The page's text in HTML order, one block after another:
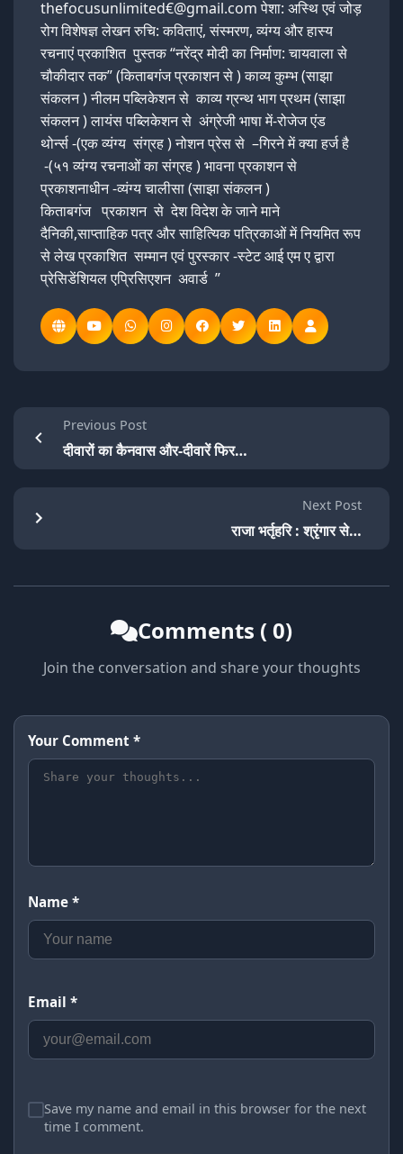
thefocusunlimited€@gmail.com पेशा: अस्थि एवं जोड़
रोग विशेषज्ञ लेखन रुचि: कविताएं, संस्मरण, व्यंग्य और हास्य
रचनाएं प्रकाशित पुस्तक “नरेंद्र मोदी का निर्माण: चायवाला से
चौकीदार तक” (किताबगंज प्रकाशन से ) काव्य कुम्भ (साझा
संकलन ) नीलम पब्लिकेशन से काव्य ग्रन्थ भाग प्रथम (साझा
संकलन ) लायंस पब्लिकेशन से अंग्रेजी भाषा में-रोजेज एंड
थोर्न्स -(एक व्यंग्य संग्रह ) नोशन प्रेस से –गिरने में क्या हर्ज है
-(५१ व्यंग्य रचनाओं का संग्रह ) भावना प्रकाशन से
प्रकाशनाधीन -व्यंग्य चालीसा (साझा संकलन )
किताबगंज प्रकाशन से देश विदेश के जाने माने
दैनिकी,साप्ताहिक पत्र और साहित्यिक पत्रिकाओं में नियमित रूप
से लेख प्रकाशित सम्मान एवं पुरस्कार -स्टेट आई एम ए द्वारा
प्रेसिडेंशियल एप्रिसिएशन अवार्ड ”
Previous Post
दीवारों का कैनवास और-दीवारें फिर…
Next Post
राजा भर्तृहरि : श्रृंगार से…
Comments ( 0)
Join the conversation and share your thoughts
Your Comment *
Name *
Email *
Save my name and email in this browser for the next
time I comment.